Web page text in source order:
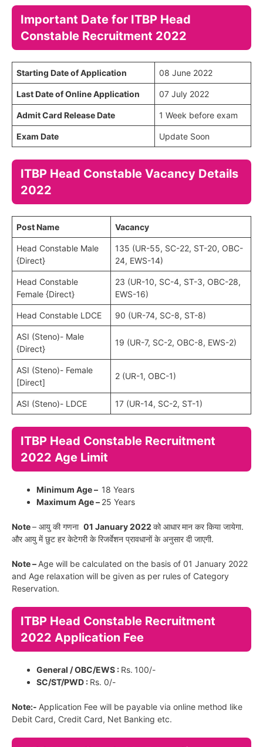
Important Date for ITBP Head
Constable Recruitment 2022
Starting Date of Application 08 June 2022
Last Date of Online Application 07 July 2022
Admit Card Release Date 1 Week before exam
Exam Date Update Soon
ITBP Head Constable Vacancy Details
2022
Post Name Vacancy
Head Constable Male
{Direct}
135 (UR-55, SC-22, ST-20, OBC-
24, EWS-14)
Head Constable
Female {Direct}
23 (UR-10, SC-4, ST-3, OBC-28,
EWS-16)
Head Constable LDCE 90 (UR-74, SC-8, ST-8)
ASI (Steno)- Male
{Direct}
19 (UR-7, SC-2, OBC-8, EWS-2)
ASI (Steno)- Female
[Direct]
2 (UR-1, OBC-1)
ASI (Steno)- LDCE 17 (UR-14, SC-2, ST-1)
ITBP Head Constable Recruitment
2022 Age Limit
Minimum Age – 18 Years
Maximum Age – 25 Years
Note– आयु की गणना 01 January 2022 को आधारमान कर किया जायेगा.
और आयु में छुट हर केटेगरी के रिजर्वेशन प्रावधानों के अनुसार दी जाएगी.
Note – Age will be calculated on the basis of 01 January 2022
and Age relaxation will be given as per rules of Category
Reservation.
ITBP Head Constable Recruitment
2022 Application Fee
General / OBC/EWS : Rs. 100/-
SC/ST/PWD : Rs. 0/-
Note:- Application Fee will be payable via online method like
Debit Card, Credit Card, Net Banking etc.